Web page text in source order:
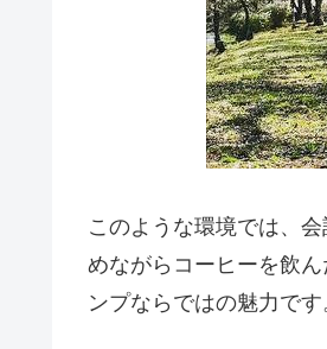
このような環境では、
めながらコーヒーを飲
ンプならではの魅力です